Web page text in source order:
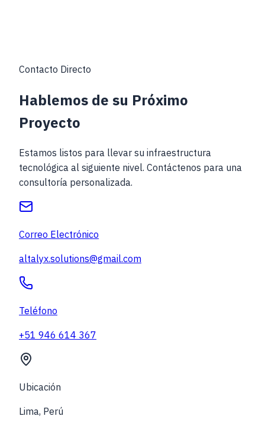
Contacto Directo
Hablemos de su Próximo
Proyecto
Estamos listos para llevar su infraestructura
tecnológica al siguiente nivel. Contáctenos para una
consultoría personalizada.
Correo Electrónico
altalyx.solutions@gmail.com
Teléfono
+51 946 614 367
Ubicación
Lima, Perú